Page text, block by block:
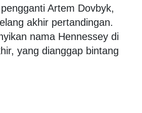
Artem Dovbyk,
akhir pertandingan.
nama Hennessey di
yang dianggap bintang